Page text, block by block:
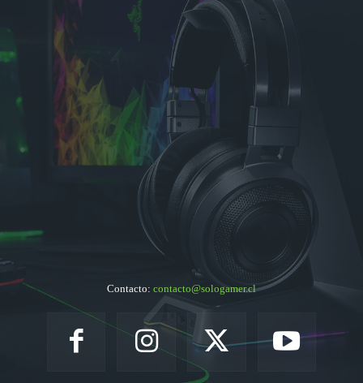
Contacto: contacto@sologamer.cl